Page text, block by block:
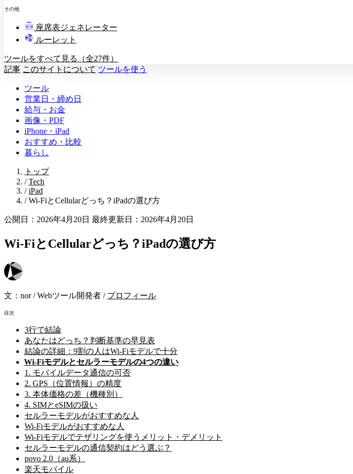
その他
教壇
座席表ジェネレーター
ルーレット
ツールをすべて見る（全27件）
記事 このサイトについて ツールを使う
ツール
営業日・締め日
給与・お金
画像・PDF
iPhone・iPad
おすすめ・比較
暮らし
トップ
/ Tech
/ iPad
/ Wi-FiとCellularどっち？iPadの選び方
公開日：2026年4月20日 最終更新日：2026年4月20日
Wi-FiとCellularどっち？iPadの選び方
文： nor /Webツール開発者 / プロフィール
目次
3行で結論
あなたはどっち？判断基準の早見表
結論の詳細：9割の人はWi-Fiモデルで十分
Wi-Fiモデルとセルラーモデルの4つの違い
1. モバイルデータ通信の可否
2. GPS（位置情報）の精度
3. 本体価格の差（機種別）
4. SIMとeSIMの扱い
セルラーモデルがおすすめな人
Wi-Fiモデルがおすすめな人
Wi-Fiモデルでテザリングを使うメリット・デメリット
セルラーモデルの通信契約はどう選ぶ？
povo 2.0（au系）
楽天モバイル